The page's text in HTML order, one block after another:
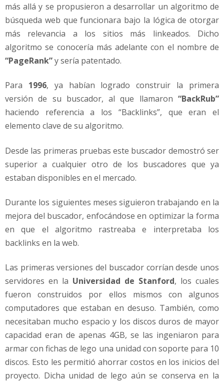
más allá y se propusieron a desarrollar un algoritmo de
búsqueda web que funcionara bajo la lógica de otorgar
más relevancia a los sitios más linkeados. Dicho
algoritmo se conocería más adelante con el nombre de
“PageRank”y sería patentado.
Para 1996, ya habían logrado construir la primera
versión de su buscador, al que llamaron “BackRub”
haciendo referencia a los “Backlinks”, que eran el
elemento clave de su algoritmo.
Desde las primeras pruebas este buscador demostró ser
superior a cualquier otro de los buscadores que ya
estaban disponibles en el mercado.
Durante los siguientes meses siguieron trabajando en la
mejora del buscador, enfocándose en optimizar la forma
en que el algoritmo rastreaba e interpretaba los
backlinks en la web.
Las primeras versiones del buscador corrían desde unos
servidores en la Universidad de Stanford, los cuales
fueron construidos por ellos mismos con algunos
computadores que estaban en desuso. También, como
necesitaban mucho espacio y los discos duros de mayor
capacidad eran de apenas 4GB, se las ingeniaron para
armar con fichas de lego una unidad con soporte para 10
discos. Esto les permitió ahorrar costos en los inicios del
proyecto. Dicha unidad de lego aún se conserva en la